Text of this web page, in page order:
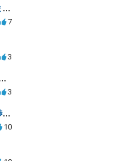
賃貸物件の退去費用を高額請求されました
7
3
における業者の遅延と損害賠償請求について"
3
賃貸物件退去後の不当請求と和解交渉の対処法について
10